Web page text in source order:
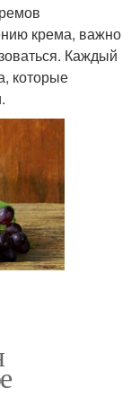
крема, важно
Каждый
которые